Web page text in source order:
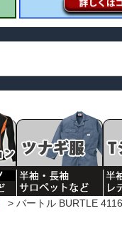
バートル BURTLE